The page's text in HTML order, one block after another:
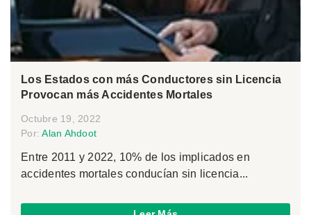
Los Estados con más Conductores sin Licencia
Provocan más Accidentes Mortales
Octubre 19, 2022
Por:Alan Ahdoot
Entre 2011 y 2022, 10% de los implicados en
accidentes mortales conducían sin licencia...